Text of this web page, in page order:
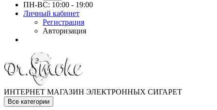
ПН-ВС: 10:00 - 19:00
Личный кабинет
Регистрация
Авторизация
ИНТЕРНЕТ МАГАЗИН ЭЛЕКТРОННЫХ СИГАРЕТ
Все категории